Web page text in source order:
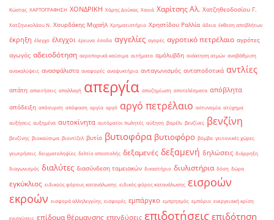
Κώστας ΧΑΡΤΟΓΡΑΦΗΣΗ ΧΟΝΔΡΙΚΗ Χάρης Δούκας Χανιά Χαρίτσης Αλ. Χατζηθεοδοσίου Γ.
Χατζηνικολάου Ν. Χουρδάκης Μιχαήλ Χρηματιστήριο Χρηστίδου Ραλλία άδεια έκθεση αποβλήτων
έκρηξη έλεγχο έλεγχοι έρευνα έσοδα αγγελίες αγορές αγροτικό πετρέλαιο αγρότες
αγωγός αδειοδότηση αεροπορικά καύσιμα αιτήματα αμόλυβδη ανάκτηση ατμών αναβάθμιση
ανακαλύψεις ανασφάλιστα αναφορές αναψυκτήρια ανταγωνισμός ανταποδοτικά αντλίες
απάτη απαιτήσεις απαλλαγή απεργία αποζημίωση αποτελέσματα απόβλητα
απόδειξη απόσυρση απόφαση αργία αργό αργό πετρέλαιο αστυνομία ατύχημα
αυξήσεις αυξημένα αυτοκίνητα αυτόματοι πωλητές αύξηση βαρέλι βενζίνες βενζίνη
βενζίνης βιοκαύσιμα βιοντίζελ βυτίο βυτιοφόρα βυτιοφόρο βόμβα γειτονικές χώρες
γεωτρήσεις δειγματοληψίες δελτίο αποστολής δεξαμενές δεξαμενή δηλώσεις διάρρηξη
διαγωνισμός διαλύτες διασύνδεση ταμειακών δικαστήριο διυλιστήρια δόση δώρα
εγκύκλιος ειδικούς φόρους κατανάλωσης ειδικός φόρος κατανάλωσης εισροών
εκροών εισφορά αλληλεγγύης εισφορές εμπάργκο εμπρησμός εμπόριο ενεργειακή κρίση
ενισχύσεις επίδομα θέρμανσης επενδύσεις επιδοτήσεις επιδότηση